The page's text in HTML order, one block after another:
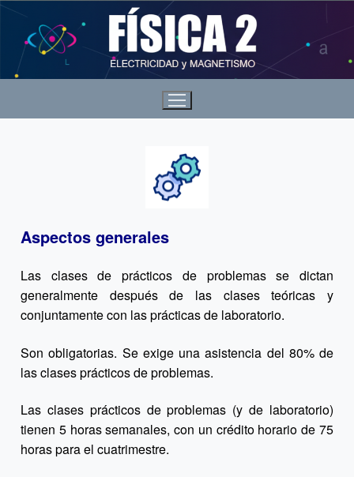
Aspectos generales
Las clases de prácticos de problemas se dictan
generalmente después de las clases teóricas y
conjuntamente con las prácticas de laboratorio.
Son obligatorias. Se exige una asistencia del 80% de
las clases prácticos de problemas.
Las clases prácticos de problemas (y de laboratorio)
tienen 5 horas semanales, con un crédito horario de 75
horas para el cuatrimestre.